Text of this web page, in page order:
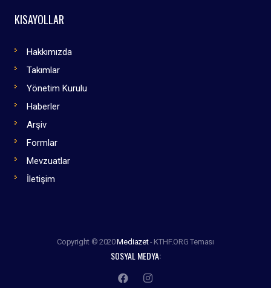
KISAYOLLAR
Hakkımızda
Takımlar
Yönetim Kurulu
Haberler
Arşiv
Formlar
Mevzuatlar
İletişim
Copyright © 2020Mediazet- KTHF.ORG Teması
SOSYAL MEDYA: